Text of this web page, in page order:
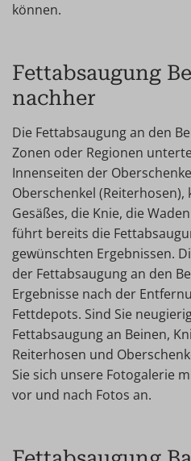
können.
Fettabsaugung
nachher
Die Fettabsaugung an den
Zonen oder Regionen
Innenseiten der
Oberschenkel
Gesäßes, die Knie, die
führt bereits die
gewünschten Ergebnissen.
der Fettabsaugung an den
Ergebnisse nach der
Fettdepots. Sind Sie
Fettabsaugung an Beinen,
Reiterhosen und
Sie sich unsere Fotogalerie
vor und nach Fotos an.